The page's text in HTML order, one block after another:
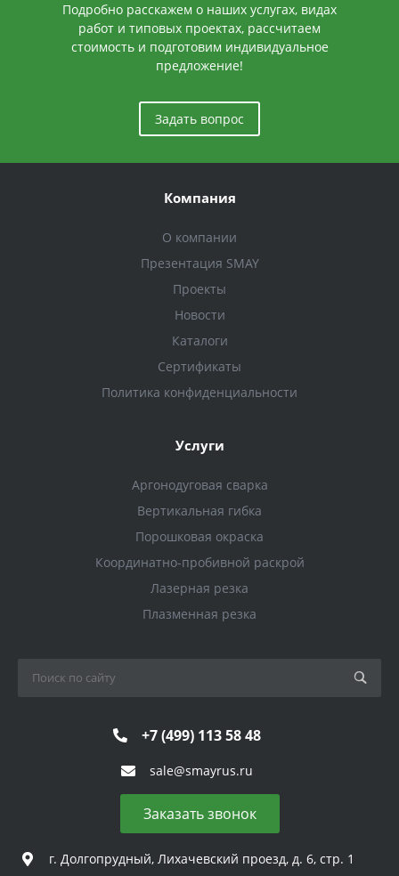
Подробно расскажем о наших услугах, видах
работ и типовых проектах, рассчитаем
стоимость и подготовим индивидуальное
предложение!
Задать вопрос
Компания
О компании
Презентация SMAY
Проекты
Новости
Каталоги
Сертификаты
Политика конфиденциальности
Услуги
Аргонодуговая сварка
Вертикальная гибка
Порошковая окраска
Координатно-пробивной раскрой
Лазерная резка
Плазменная резка
+7 (499) 113 58 48
sale@smayrus.ru
Заказать звонок
г. Долгопрудный, Лихачевский проезд, д. 6, стр. 1